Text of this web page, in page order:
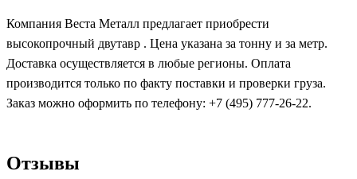
Компания Веста Металл предлагает приобрести
высокопрочный двутавр . Цена указана за тонну и за метр.
Доставка осуществляется в любые регионы. Оплата
производится только по факту поставки и проверки груза.
Заказ можно оформить по телефону: +7 (495) 777-26-22.
Отзывы